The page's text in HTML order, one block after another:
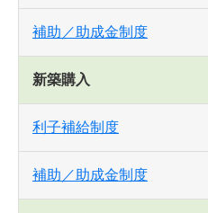
補助／助成金制度
新築購入
利子補給制度
補助／助成金制度